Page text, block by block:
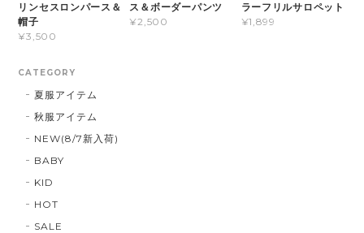
リンセスロンパース＆
帽子
¥3,500
ス＆ボーダーパンツ
¥2,500
ラーフリルサロペット
¥1,899
CATEGORY
夏服アイテム
秋服アイテム
NEW(8/7新入荷)
BABY
KID
HOT
SALE